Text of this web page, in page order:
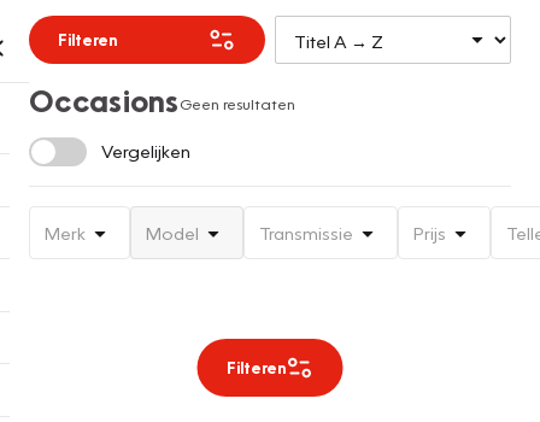
Filteren
OccasionsGeen resultaten
Vergelijken
Merk Model Transmissie Prijs
Filteren